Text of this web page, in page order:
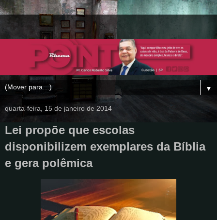
▼
quarta-feira, 15 de janeiro de 2014
Lei propõe que escolas
disponibilizem exemplares da Bíblia
e gera polêmica